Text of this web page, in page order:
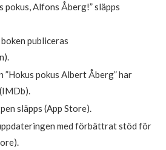
pokus, Alfons Åberg!” släpps
publiceras
).
pokus Albert Åberg” har
IMDb).
släpps (App Store).
med förbättrat stöd för
).